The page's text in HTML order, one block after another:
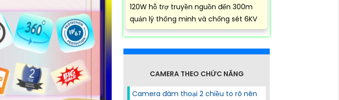
120W hỗ trợ truyền nguồn đến 300m
quản lý thông minh và chống sét 6KV
CAMERA THEO CHỨC NĂNG
Camera đàm thoại 2 chiều to rõ nên